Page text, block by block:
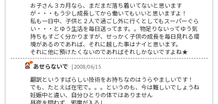
お子さん３カ月なら、まだまだ落ち着いてないと思います
が・・・もう少し成長してから働いてもいいと思いますよ！
私も一日中、子供と２人で過ごし外に行くとしてもスーパーぐら
い・・・とゆう生活を毎日送ってます。。物足りないってゆう気
持ちもすごく分かりますが、せっかく子供の成長を毎日見れる環
境があるのであれば、それに越した事はナイと思います。
それに他に預けたくないのであればそれしかないですよね★
あせらないで | 2008/06/15
翻訳というすばらしい技術をお持ちなのはうらやましいです！
でも、たとえば在宅で。。。というのも、今は難しいでしょうね
妊娠中と違い、自分ひとりの体ではありません
昼夜を問わず、邪魔が入るし